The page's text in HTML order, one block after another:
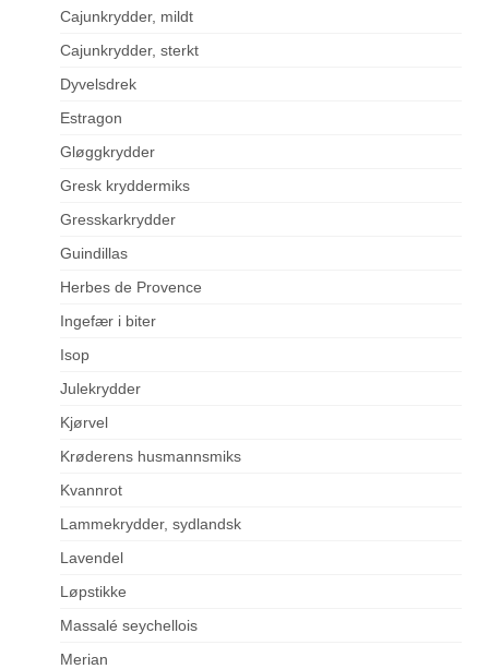
Cajunkrydder, mildt
Cajunkrydder, sterkt
Dyvelsdrek
Estragon
Gløggkrydder
Gresk kryddermiks
Gresskarkrydder
Guindillas
Herbes de Provence
Ingefær i biter
Isop
Julekrydder
Kjørvel
Krøderens husmannsmiks
Kvannrot
Lammekrydder, sydlandsk
Lavendel
Løpstikke
Massalé seychellois
Merian